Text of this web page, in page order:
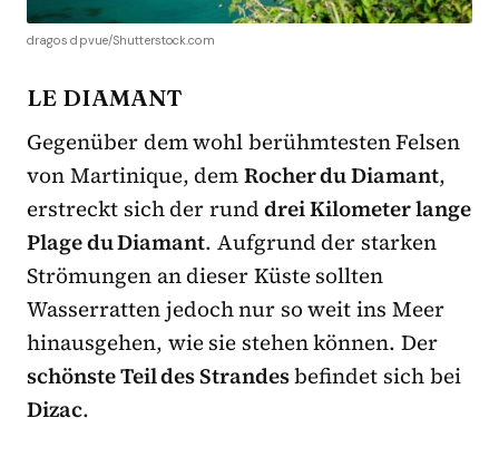
dragos dpvue/Shutterstock.com
LE DIAMANT
Gegenüber dem wohl berühmtesten Felsen
von Martinique, demRocher du Diamant,
erstreckt sich der runddrei Kilometer lange
Plage du Diamant. Aufgrund der starken
Strömungen an dieser Küste sollten
Wasserratten jedoch nur so weit ins Meer
hinausgehen, wie sie stehen können. Der
schönste Teil des Strandesbefindet sich bei
Dizac.